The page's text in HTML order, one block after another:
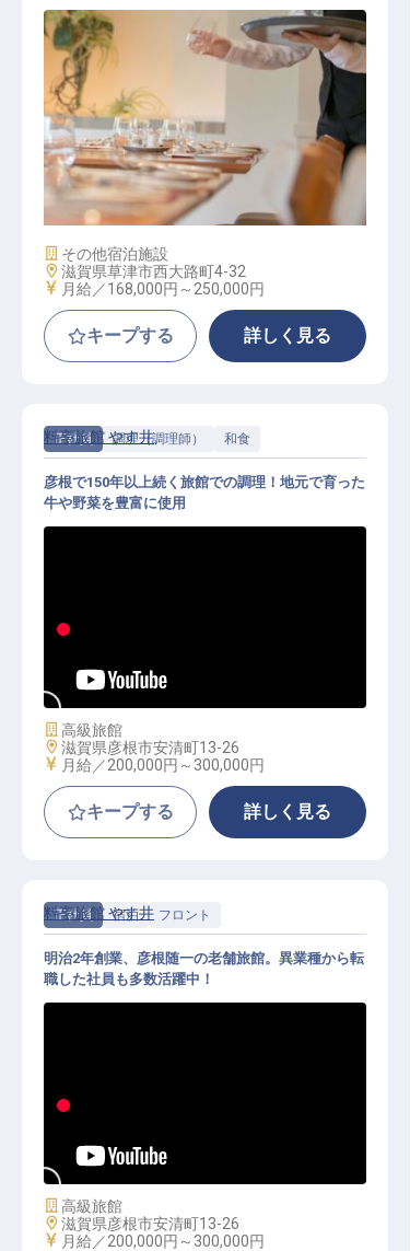
レストランサービス
施設業態
その他宿泊施設
勤務地
滋賀県草津市西大路町4-32
給与
月給／168,000円～ 250,000円
キープする 詳しく見る
正社員 調理（調理師） 和食
月13,000円）／転勤なし
料亭旅館 やす井
彦根で150年以上続く旅館での調理！地元で育った
牛や野菜を豊富に使用
施設業態
高級旅館
勤務地
滋賀県彦根市安清町13-26
給与
月給／200,000円～ 300,000円
キープする 詳しく見る
正社員 宿泊 フロント
／寮完備（月13,000円）
料亭旅館 やす井
明治2年創業、彦根随一の老舗旅館。異業種から転
職した社員も多数活躍中！
施設業態
高級旅館
勤務地
滋賀県彦根市安清町13-26
給与
月給／200,000円～ 300,000円